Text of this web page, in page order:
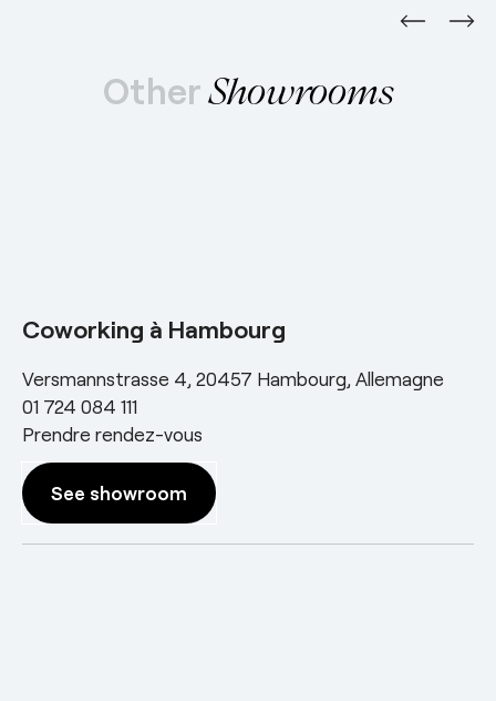
OtherShowrooms
Coworking à Hambourg
Versmannstrasse 4, 20457 Hambourg, Allemagne
01 724 084 111
Prendre rendez-vous
See showroom